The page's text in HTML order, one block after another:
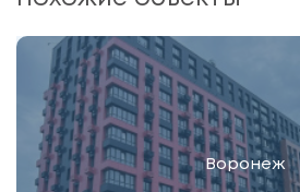
Воронеж